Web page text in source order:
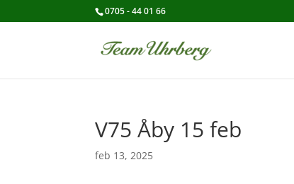
0705 - 44 01 66
V75 Åby 15 feb
feb 13, 2025